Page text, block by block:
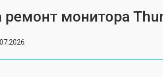
ремонт монитора